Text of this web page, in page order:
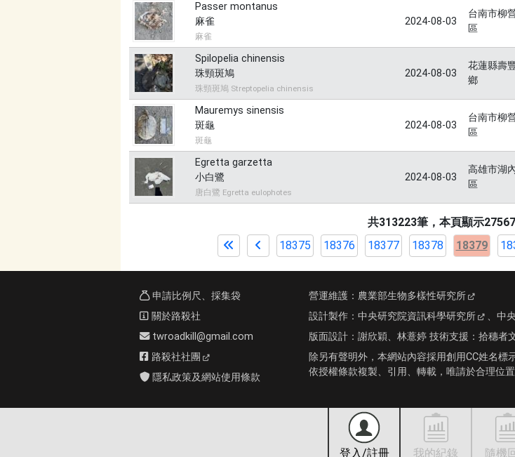
Passer montanus
麻雀
麻雀
2024-08-03
台南市柳
區
Spilopelia chinensis
珠頸斑鳩
珠頸斑鳩 Streptopelia chinensis
2024-08-03
花蓮縣壽
鄉
Mauremys sinensis
斑龜
斑龜
2024-08-03
台南市柳
區
Egretta garzetta
小白鷺
唐白鷺 Egretta eulophotes
2024-08-03
高雄市湖
區
共313223筆，本頁顯示
18375
18376 18377 18378 18379
登入/註冊 我的紀錄 隨機
申請比例尺、採集袋
關於路殺社
twroadkill@gmail.com
路殺社社團
隱私政策及網站使用條款
營運維護： 農業部生物多樣性研究所
設計製作： 中央研究院資訊科學研究所 、 中
版面設計： 謝欣穎、林薏婷 技術支援： 拾穗者
除另有聲明外，本網站內容採用創用CC姓名標
依授權條款複製、引用、轉載，唯請於合理位